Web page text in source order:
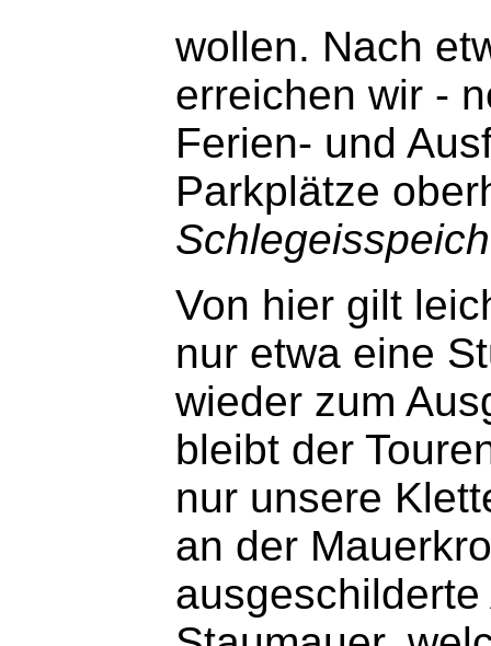
wollen. Nach
erreichen wir -
Ferien- und
Parkplätze
Von hier gilt
nur etwa eine
wieder zum
bleibt der
nur unsere
an der